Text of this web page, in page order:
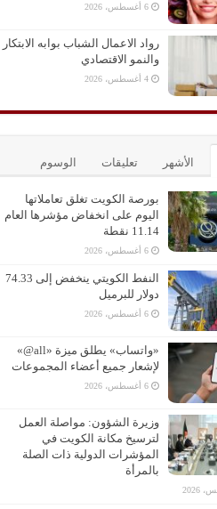
6 أغسطس، 2026
رواد الاعمال الشباب بوابه الابتكار
والنمو الاقتصادي
4 أغسطس، 2026
الأشهر تعليقات الوسوم
بورصة الكويت تغلق تعاملاتها
اليوم على انخفاض مؤشرها العام
11.14 نقطة
6 أغسطس، 2026
النفط الكويتي ينخفض إلى 74.33
دولار للبرميل
6 أغسطس، 2026
«واتساب» يطلق ميزة «all@»
لإشعار جميع أعضاء المجموعات
6 أغسطس، 2026
وزيرة الشؤون: مواصلة العمل
لترسيخ مكانة الكويت في
المؤشرات الدولية ذات الصلة
بالمرأة